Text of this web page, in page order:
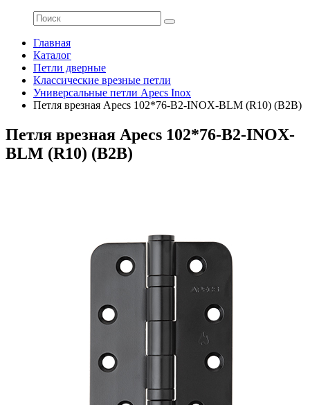
Главная
Каталог
Петли дверные
Классические врезные петли
Универсальные петли Apecs Inox
Петля врезная Apecs 102*76-B2-INOX-BLM (R10) (B2B)
Петля врезная Apecs 102*76-B2-INOX-
BLM (R10) (B2B)